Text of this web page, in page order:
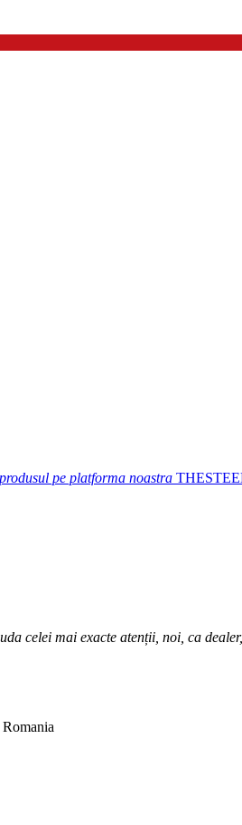
pe platforma noastra
celei mai exacte atenții, noi, ca